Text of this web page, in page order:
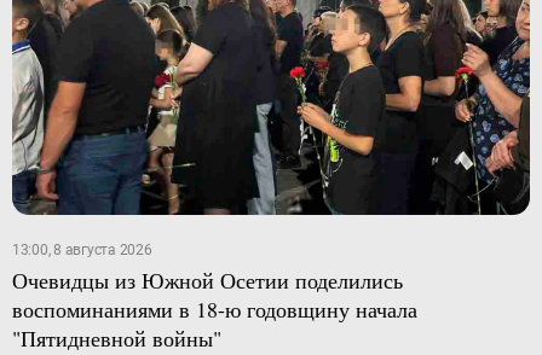
13:00, 8 августа 2026
Очевидцы из Южной Осетии поделились
воспоминаниями в 18-ю годовщину начала
"Пятидневной войны"